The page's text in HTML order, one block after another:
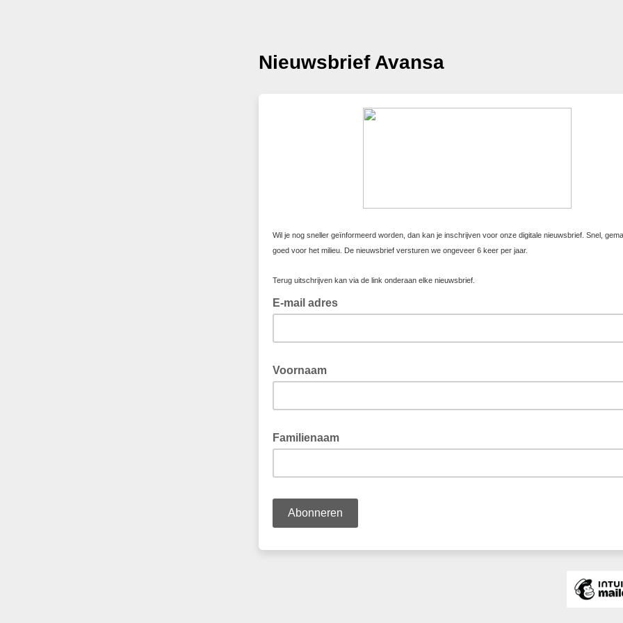
Nieuwsbrief Avansa
Wil je nog sneller geïnformeerd worden, dan kan je inschrijven voor onze digitale nieuwsbrief. Snel,
goed voor het milieu. De nieuwsbrief versturen we ongeveer 6 keer per jaar.
Terug uitschrijven kan via de link onderaan elke nieuwsbrief.
E-mail adres
Voornaam
Familienaam